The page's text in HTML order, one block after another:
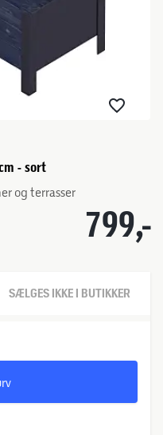
- sort
og terrasser
799,-
SÆLGES IKKE I BUTIKKER